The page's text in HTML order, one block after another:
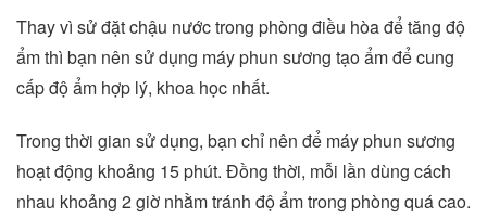
Thay vì sử đặt chậu nước trong phòng điều hòa để tăng độ
ẩm thì bạn nên sử dụng máy phun sương tạo ẩm để cung
cấp độ ẩm hợp lý, khoa học nhất.
Trong thời gian sử dụng, bạn chỉ nên để máy phun sương
hoạt động khoảng 15 phút. Đồng thời, mỗi lần dùng cách
nhau khoảng 2 giờ nhằm tránh độ ẩm trong phòng quá cao.